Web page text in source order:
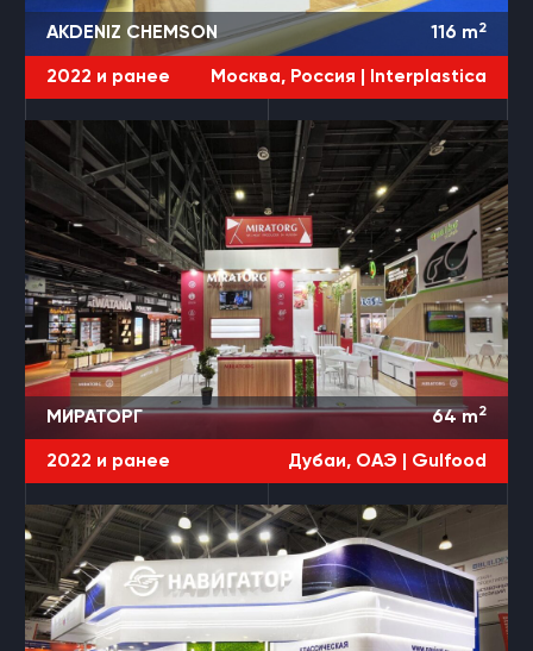
AKDENIZ CHEMSON 116 m2
2022 и ранее Москва, Россия | Interplastica
МИРАТОРГ 64m2
2022 и ранее Дубаи, ОАЭ | Gulfood